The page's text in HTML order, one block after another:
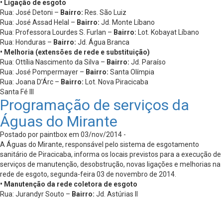
• Ligação de esgoto
Rua: José Detoni – Bairro: Res. São Luiz
Rua: José Assad Helal – Bairro: Jd. Monte Líbano
Rua: Professora Lourdes S. Furlan – Bairro: Lot. Kobayat Líbano
Rua: Honduras – Bairro: Jd. Água Branca
• Melhoria (extensões de rede e substituição)
Rua: Ottília Nascimento da Silva – Bairro: Jd. Paraíso
Rua: José Pompermayer – Bairro: Santa Olímpia
Rua: Joana D’Árc – Bairro: Lot. Nova Piracicaba
Santa Fé III
Programação de serviços da
Águas do Mirante
Postado por paintbox em 03/nov/2014 -
A Águas do Mirante, responsável pelo sistema de esgotamento
sanitário de Piracicaba, informa os locais previstos para a execução de
serviços de manutenção, desobstrução, novas ligações e melhorias na
rede de esgoto, segunda-feira 03 de novembro de 2014.
• Manutenção da rede coletora de esgoto
Rua: Jurandyr Souto – Bairro: Jd. Astúrias II